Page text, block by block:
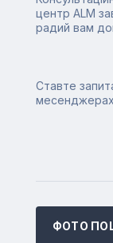
центр ALM
радий вам
Ставте
месенджерах
ФОТО